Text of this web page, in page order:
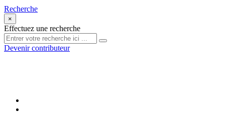
Recherche
×
Effectuez une recherche
Devenir contributeur